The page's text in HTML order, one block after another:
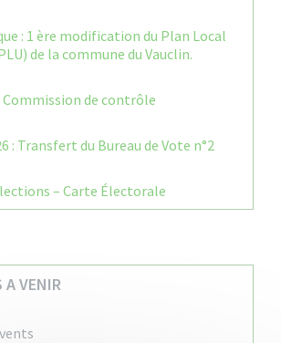
: 1 ère modification du Plan Local
de la commune du Vauclin.
Commission de contrôle
: Transfert du Bureau de Vote n°2
– Carte Électorale
A VENIR